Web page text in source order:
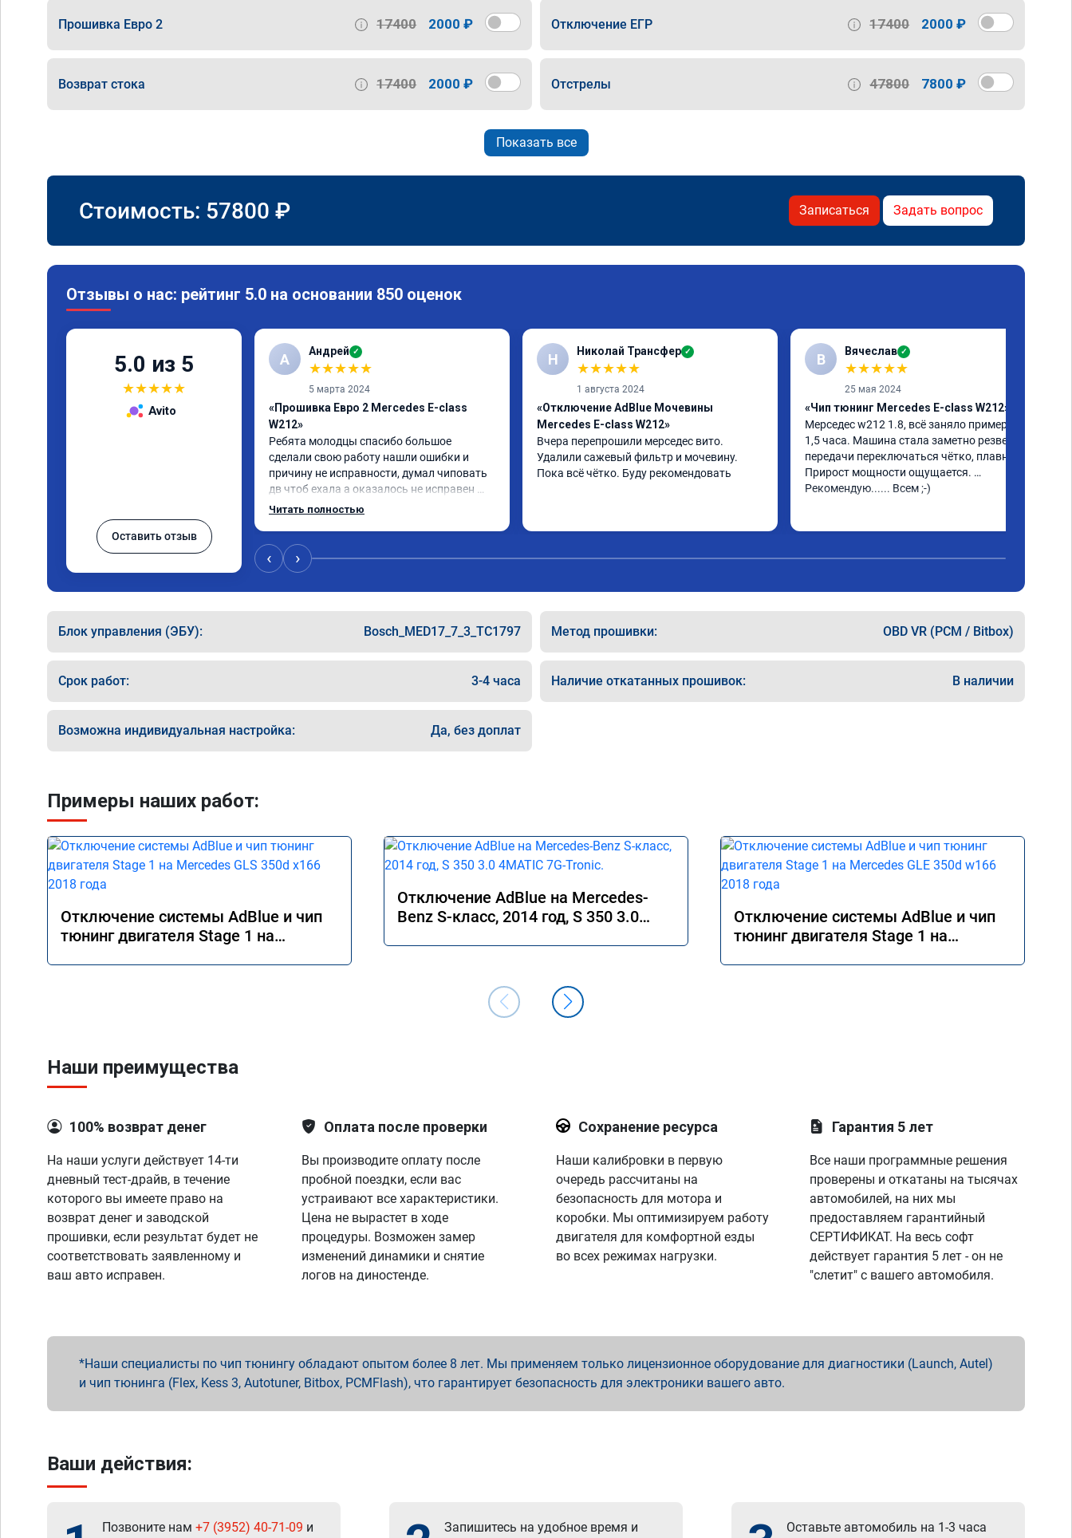
Прошивка Евро 2 17400 2000 ₽ Отключение ЕГР 17400 2000 ₽
Возврат стока 17400 2000 ₽ Отстрелы 47800 7800 ₽
Показать все
Стоимость: 57800 ₽ Записаться Задать вопрос
Отзывы о нас: рейтинг 5.0 на основании 850 оценок
5.0 из 5
★★★★★
Avito
Оставить отзыв
А Андрей ✓
★★★★★
5 марта 2024
«Прошивка Евро 2 Mercedes E-class
W212»
Ребята молодцы спасибо большое
сделали свою работу нашли ошибки и
причину не исправности, думал чиповать
дв чтоб ехала а оказалось не исправен
регулятор турбины, поменял стало все
Читать полностью
Н Николай Трансфер ✓
★★★★★
1 августа 2024
«Отключение AdBlue Мочевины
Mercedes E-class W212»
Вчера перепрошили мерседес вито.
Удалили сажевый фильтр и мочевину.
Пока всё чётко. Буду рекомендовать
В Вячеслав ✓
★★★★★
25 мая 2024
«Чип тюнинг Mercedes E-class W212»
Мерседес w212 1.8, всё заняло примерно
1,5 часа. Машина стала заметно резвей,
передачи переключаться чётко, плавно.
Прирост мощности ощущается.
Рекомендую...... Всем ;-)
‹ ›
Блок управления (ЭБУ): Bosch_MED17_7_3_TC1797 Метод прошивки: OBD VR (PCM / Bitbox)
Срок работ: 3-4 часа Наличие откатанных прошивок: В наличии
Возможна индивидуальная настройка: Да, без доплат
Примеры наших работ:
Отключение системы AdBlue и чип
тюнинг двигателя Stage 1 на
Отключение AdBlue на Mercedes-
Benz S-класс, 2014 год, S 350 3.0
Отключение системы AdBlue и чип
тюнинг двигателя Stage 1 на
Наши преимущества
100% возврат денег
На наши услуги действует 14-ти
дневный тест-драйв, в течение
которого вы имеете право на
возврат денег и заводской
прошивки, если результат будет не
соответствовать заявленному и
ваш авто исправен.
Оплата после проверки
Вы производите оплату после
пробной поездки, если вас
устраивают все характеристики.
Цена не вырастет в ходе
процедуры. Возможен замер
изменений динамики и снятие
логов на диностенде.
Сохранение ресурса
Наши калибровки в первую
очередь рассчитаны на
безопасность для мотора и
коробки. Мы оптимизируем работу
двигателя для комфортной езды
во всех режимах нагрузки.
Гарантия 5 лет
Все наши программные решения
проверены и откатаны на тысячах
автомобилей, на них мы
предоставляем гарантийный
СЕРТИФИКАТ. На весь софт
действует гарантия 5 лет - он не
"слетит" с вашего автомобиля.
Наши специалисты по чип тюнингу обладают опытом более 8 лет. Мы применяем только лицензионное оборудование для диагностики (Launch, Autel)
и чип тюнинга (Flex, Kess 3, Autotuner, Bitbox, PCMFlash), что гарантирует безопасность для электроники вашего авто.
Ваши действия:
Позвоните нам +7 (3952) 40-71-09 и Запишитесь на удобное время и Оставьте автомобиль на 1-3 часа